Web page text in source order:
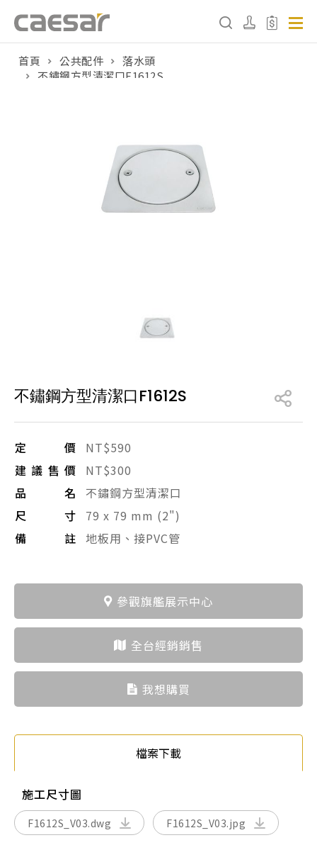
販賣中商品 已下架商品
販賣中商品 已下架商品
搜尋產品
首頁 公共配件
落水頭
不鏽鋼方型清潔口F1612S
不鏽鋼方型清潔口F1612S
定價
NT$590
建議售價
NT$300
品名
不鏽鋼方型清潔口
尺寸
79 x 79 mm (2")
備註 地板用、接PVC管
參觀旗艦展示中心
全台經銷銷售
我想購買
檔案下載
施工尺寸圖
F1612S_V03.dwg F1612S_V03.jpg